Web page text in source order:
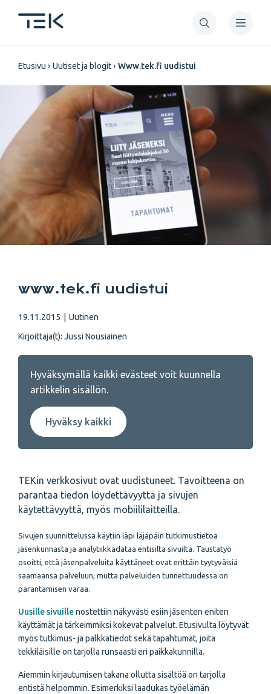
pääsisältöön
Murupolku
Etusivu Uutiset ja blogit Www.tek.fi uudistui
www.tek.fi uudistui
19.11.2015
Uutinen
Kirjoittaja(t): Jussi Nousiainen
Hyväksymällä kaikki evästeet voit kuunnella
artikkelin sisällön.
Hyväksy kaikki
TEKin verkkosivut ovat uudistuneet. Tavoitteena on
parantaa tiedon löydettävyyttä ja sivujen
käytettävyyttä, myös mobiililaitteilla.
Sivujen suunnittelussa käytiin läpi läjäpäin tutkimustietoa
jäsenkunnasta ja analytiikkadataa entisiltä sivuilta. Taustatyö
osoitti, että jäsenpalveluita käyttäneet ovat erittäin tyytyväisiä
saamaansa palveluun, mutta palveluiden tunnettuudessa on
parantamisen varaa.
Uusille sivuillenostettiin näkyvästi esiin jäsenten eniten
käyttämät ja tärkeimmiksi kokevat palvelut. Etusivulta löytyvät
myös tutkimus- ja palkkatiedot sekä tapahtumat, joita
tekkiläisille on tarjolla runsaasti eri paikkakunnilla.
Aiemmin kirjautumisen takana ollutta sisältöä on tarjolla
entistä helpommin. Esimerkiksi laadukas työelämän